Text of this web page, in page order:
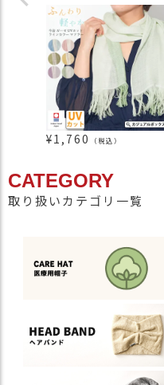
¥1,760 （税込）
CATEGORY
取り扱いカテゴリ一覧